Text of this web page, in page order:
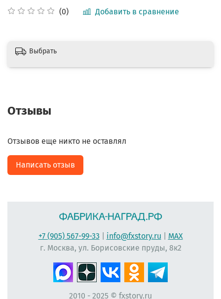
(0) Добавить в сравнение
Выбрать
Отзывы
Отзывов еще никто не оставлял
Написать отзыв
+7 (905) 567-99-33 info@fxstory.ru
MAX
г. Москва, ул. Борисовские пруды, 8к2
2010 - 2025 © fxstory.ru